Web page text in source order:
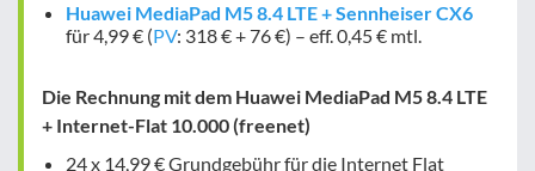
Huawei MediaPad M5 8.4 LTE + Sennheiser CX6
für 4,99 € (PV: 318 € + 76 €) – eff. 0,45 € mtl.
Die Rechnung mit dem Huawei MediaPad M5 8.4 LTE
+ Internet-Flat 10.000 (freenet)
24 x 14,99 € Grundgebühr für die Internet Flat